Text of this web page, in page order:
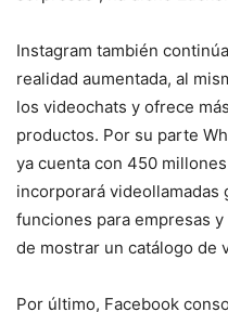
Instagram también
realidad aumentada, al
los videochats y ofrece
productos. Por su parte
ya cuenta con 450
incorporará videollamadas
funciones para empresas
de mostrar un catálogo de
Por último, Facebook